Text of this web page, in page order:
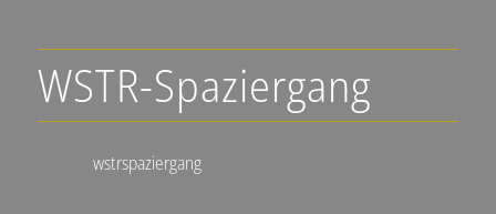
WSTR-Spaziergang
wstrspaziergang